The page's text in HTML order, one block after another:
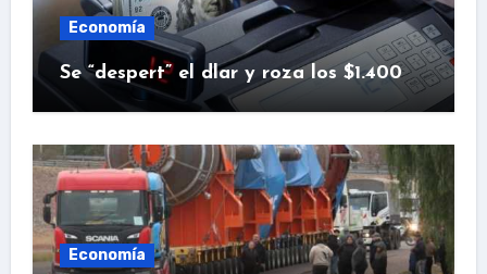
Economía
Se “despert” el dlar y roza los $1.400
Economía